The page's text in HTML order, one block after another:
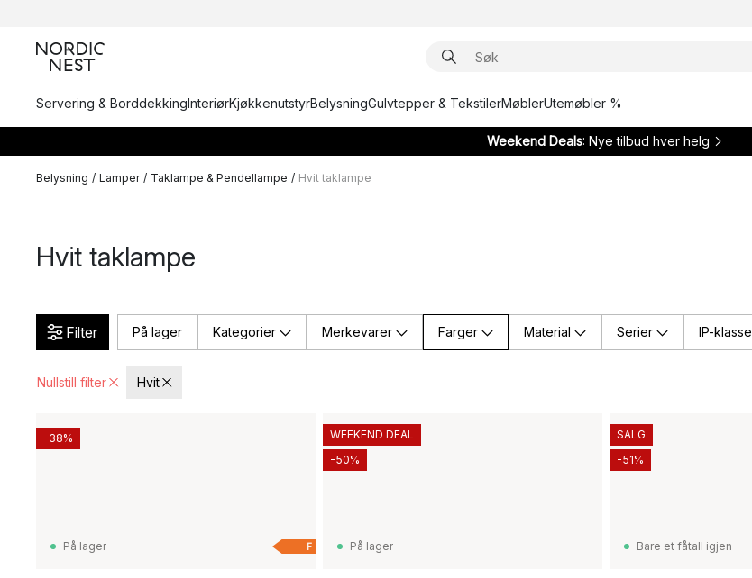
Servering & BorddekkingInteriørKjøkkenutstyrBelysningGulvtepper & TekstilerMøblerUtemøbler %
Weekend Deals: Nye tilbud hver helg
Belysning / Lamper / Taklampe & Pendellampe / Hvit taklampe
Hvit taklampe
Filter På lager Kategorier Merkevarer Farger Material Serier IP-klasse
Nullstill filter Hvit
F
På lager
-38%
På lager
WEEKEND DEAL
-50%
Bare et fåtall igjen
SALG
-51%